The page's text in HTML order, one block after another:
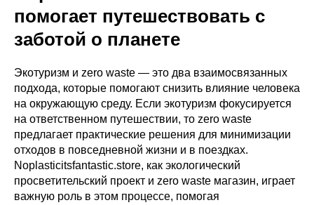
помогает путешествовать с
заботой о планете
Экотуризм и zero waste — это два взаимосвязанных
подхода, которые помогают снизить влияние человека
на окружающую среду. Если экотуризм фокусируется
на ответственном путешествии, то zero waste
предлагает практические решения для минимизации
отходов в повседневной жизни и в поездках.
Noplasticitsfantastic.store, как экологический
просветительский проект и zero waste магазин, играет
важную роль в этом процессе, помогая